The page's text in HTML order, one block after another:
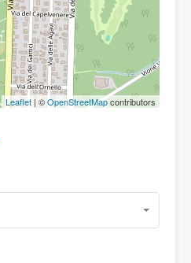
Leaflet | ©OpenStreetMapcontributors